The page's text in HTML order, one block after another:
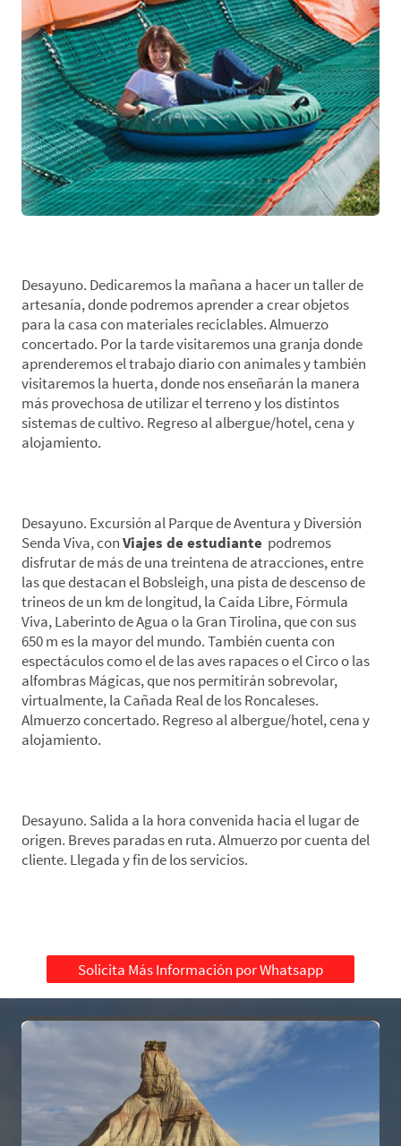
Desayuno. Dedicaremos la mañana a hacer un taller de
artesanía, donde podremos aprender a crear objetos
para la casa con materiales reciclables. Almuerzo
concertado. Por la tarde visitaremos una granja donde
aprenderemos el trabajo diario con animales y también
visitaremos la huerta, donde nos enseñarán la manera
más provechosa de utilizar el terreno y los distintos
sistemas de cultivo. Regreso al albergue/hotel, cena y
alojamiento.
Desayuno. Excursión al Parque de Aventura y Diversión
Senda Viva, conViajes de estudiante podremos
disfrutar de más de una treintena de atracciones, entre
las que destacan el Bobsleigh, una pista de descenso de
trineos de un km de longitud, la Caída Libre, Fórmula
Viva, Laberinto de Agua o la Gran Tirolina, que con sus
650 m es la mayor del mundo. También cuenta con
espectáculos como el de las aves rapaces o el Circo o las
alfombras Mágicas, que nos permitirán sobrevolar,
virtualmente, la Cañada Real de los Roncaleses.
Almuerzo concertado. Regreso al albergue/hotel, cena y
alojamiento.
Desayuno. Salida a la hora convenida hacia el lugar de
origen. Breves paradas en ruta. Almuerzo por cuenta del
cliente. Llegada y fin de los servicios.
Solicita Más Información por Whatsapp